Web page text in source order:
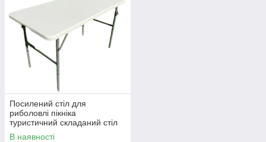
Посилений стіл для
риболовлі пікніка
туристичний складаний стіл
для кемпінгу СТ-9306
В наявності